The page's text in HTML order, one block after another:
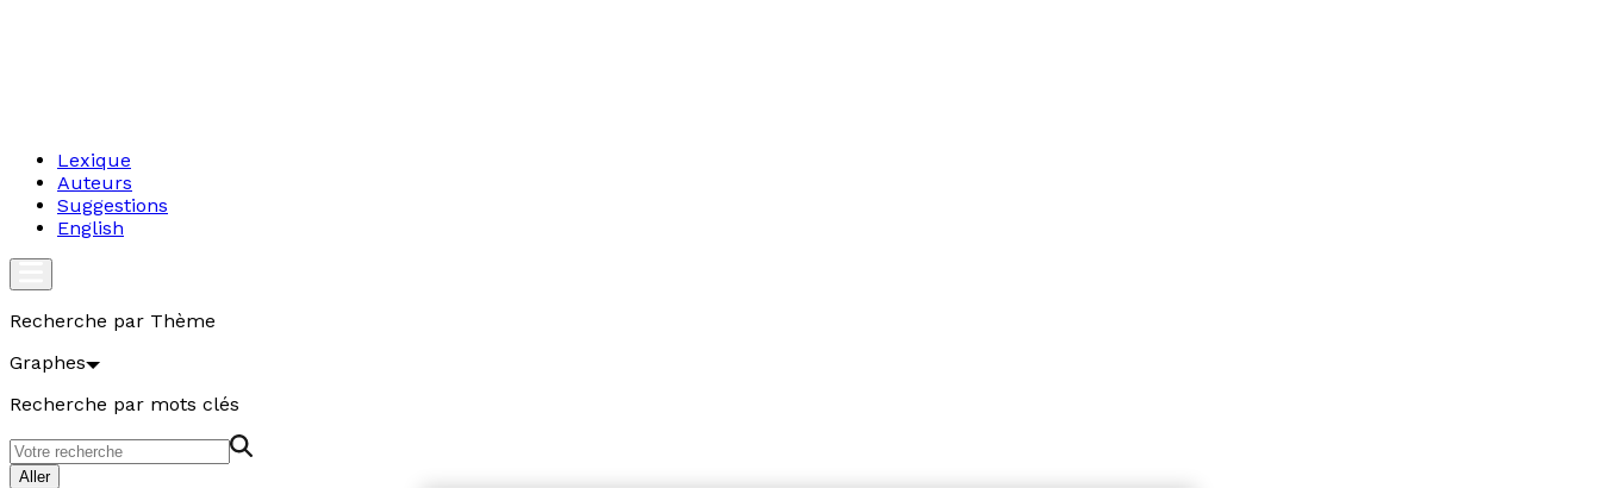
Lexique
Auteurs
Suggestions
English
Recherche par Thème
Graphes
Recherche par mots clés
Aller